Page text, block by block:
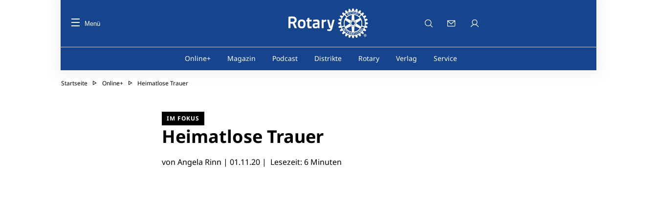
Menü
Online+ Magazin Podcast Distrikte Rotary Verlag Service
Startseite Online+ Heimatlose Trauer
IM FOKUS
Heimatlose Trauer
von Angela Rinn | 01.11.20| Lesezeit: 6 Minuten